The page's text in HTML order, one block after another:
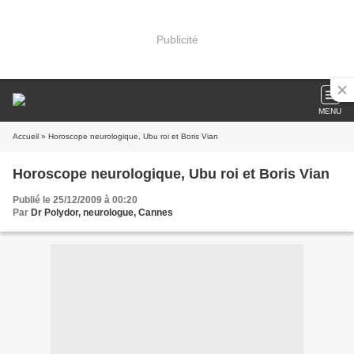
Publicité
MENU
Accueil » Horoscope neurologique, Ubu roi et Boris Vian
Horoscope neurologique, Ubu roi et Boris Vian
Publié le 25/12/2009 à 00:20
Par Dr Polydor, neurologue, Cannes